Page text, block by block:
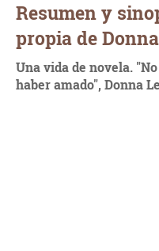
Resumen y
propia de
Una vida de novela. "
haber amado", Donna